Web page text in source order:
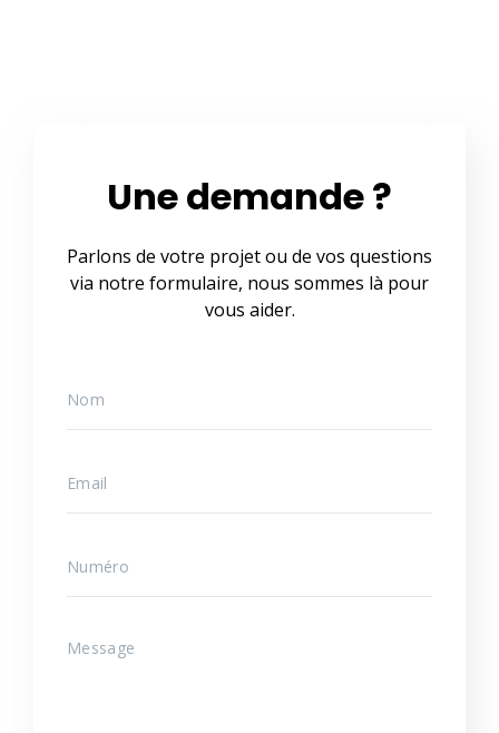
Une demande ?
Parlons de votre projet ou de vos questions
via notre formulaire, nous sommes là pour
vous aider.